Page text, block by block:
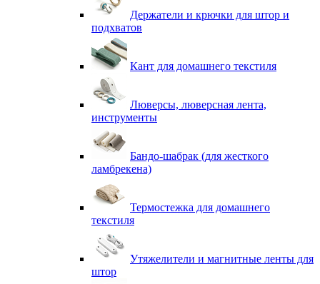
Держатели и крючки для штор и
подхватов
Кант для домашнего текстиля
Люверсы, люверсная лента,
инструменты
Бандо-шабрак (для жесткого
ламбрекена)
Термостежка для домашнего
текстиля
Утяжелители и магнитные ленты для
штор